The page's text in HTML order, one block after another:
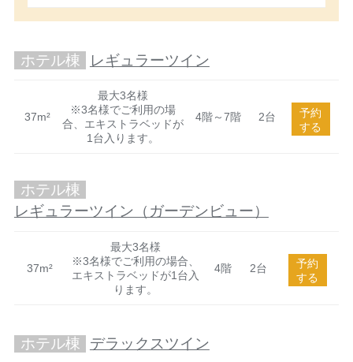
ホテル棟 レギュラーツイン
37m²
最大3名様
※3名様でご利用の場
合、エキストラベッドが
1台入ります。
4階～7階 2台
予約
する
ホテル棟
レギュラーツイン（ガーデンビュー）
37m²
最大3名様
※3名様でご利用の場合、
エキストラベッドが1台入
ります。
4階 2台
予約
する
ホテル棟 デラックスツイン